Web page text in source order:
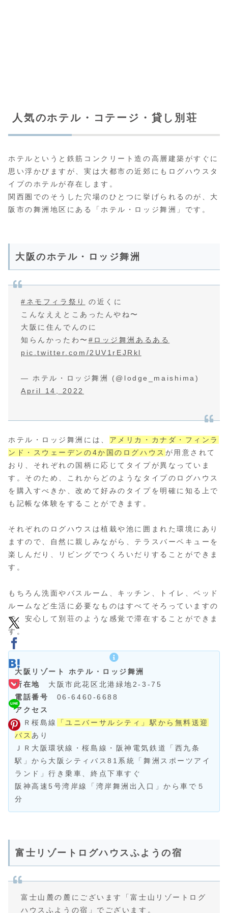
人気のホテル・コテージ・貸し別荘
ホテルというと鉄筋コンクリート造の高層建築がすぐに
思い浮かびますが、実は大都市の近郊にもログハウスタ
イプのホテルが存在します。
関西圏でのそうした穴場のひとつに挙げられるのが、大
阪市の舞洲地区にある「ホテル・ロッジ舞洲」です。
大阪のホテル・ロッジ舞洲
#ネモフィラ祭り
の近くに
こんなええとこあったんやね〜
大阪に住んでんのに
知らんかったわ〜 #ロッジ舞洲あるある
pic.twitter.com/2UV1rEJRkl
— ホテル・ロッジ舞洲 (@lodge_maishima)
April 14, 2022
ホテル・ロッジ舞洲には、 アメリカ・カナダ・フィンラ
ンド・スウェーデンの4か国のログハウス が用意されて
おり、それぞれの国柄に応じてタイプが異なっていま
す。そのため、これからどのようなタイプのログハウス
を購入すべきか、改めて好みのタイプを明確に知る上で
も記帳な体験をすることができます。
それぞれのログハウスは植栽や池に囲まれた環境にあり
ますので、自然に親しみながら、テラスバーベキューを
楽しんだり、リビングでつくろいだりすることができま
す。
もちろん洗面やバスルーム、キッチン、トイレ、ベッド
ルームなど生活に必要なものはすべてそろっていますの
で、安心して別荘のような感覚で滞在することができま
す。
大阪リゾート ホテル・ロッジ舞洲
所在地 大阪市此花区北港緑地2-3-75
電話番号
06-6460-6688
アクセス
ＪＲ桜島線
「ユニバーサルシティ」駅から無料送迎
バス あり
ＪＲ大阪環状線・桜島線・阪神電気鉄道「西九条
駅」から大阪シティバス81系統「舞洲スポーツアイ
ランド」行き乗車、終点下車すぐ
阪神高速5号湾岸線「湾岸舞洲出入口」から車で５
分
富士リゾートログハウスふようの宿
富士山麓の麓にございます「富士山リゾートログ
ハウスふようの宿」でございます。